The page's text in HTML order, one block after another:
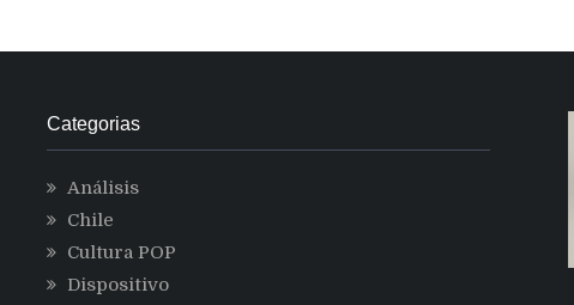
Categorias
Análisis
Chile
Cultura POP
Dispositivo